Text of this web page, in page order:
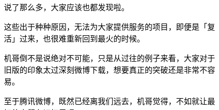
说了那么多，大家应该也都发现啦。
这些出于种种原因，无法为大家提供服务的项目，即便是「复
活」过来，也很难重新回到最火的时候。
机哥倒不是说绝对不可能，只是从过往的例子来看，大家对于
旧版的印象太过深刻微博下载，想要真正的突破还是非常不容
易。
至于腾讯微博，既然已经离我们远去，机哥觉得，不如就让最